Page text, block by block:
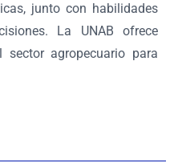
junto con habilidades
La UNAB ofrece
sector agropecuario para